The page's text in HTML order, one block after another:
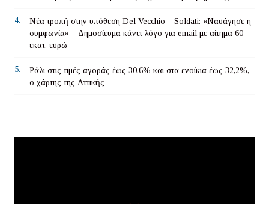
4.
Νέα τροπή στην υπόθεση Del Vecchio – Soldati: «Ναυάγησε η
συμφωνία» – Δημοσίευμα κάνει λόγο για email με αίτημα 60
εκατ. ευρώ
5.
Ράλι στις τιμές αγοράς έως 30,6% και στα ενοίκια έως 32,2%,
ο χάρτης της Αττικής